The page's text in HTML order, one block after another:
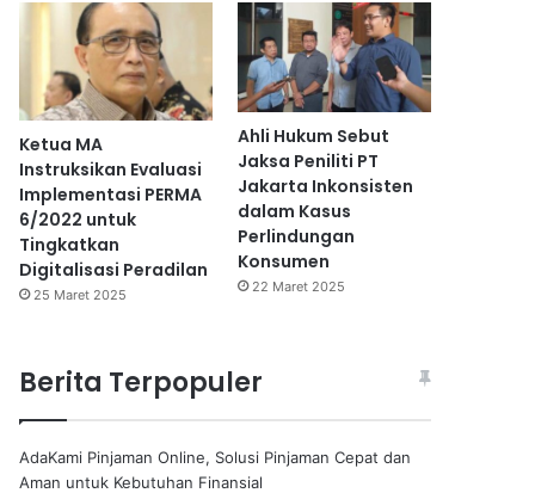
Ketua MA
Instruksikan Evaluasi
Implementasi PERMA
6/2022 untuk
Tingkatkan
Digitalisasi Peradilan
25 Maret 2025
Ahli Hukum Sebut
Jaksa Peniliti PT
Jakarta Inkonsisten
dalam Kasus
Perlindungan
Konsumen
22 Maret 2025
Berita Terpopuler
AdaKami Pinjaman Online, Solusi Pinjaman Cepat dan
Aman untuk Kebutuhan Finansial